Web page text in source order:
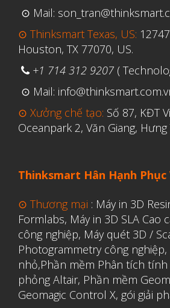
Tháng
Tháng
Giải
Giải
in 3d
Máy in
Mô
⊙ Mail:
⊙ Thinksmart Texas, US:
Houston, TX 77070, US.
+1 714 312 9207 (
⊙ Mail:
⊙ Xưởng chế tạo: Số 87, KĐT
Oceanpark 2, Văn Giang, Hưng
Thinksmart Hân Hạnh Phục
⊙ Thương mại : Máy in 3D
Formlabs, Máy in 3D SLA Cao
công nghiệp, Máy quét 3D /
Photogrammetry công nghiệp,
nhỏ,Phần mềm Phân tích
phỏng Altair, Phần mềm
Geomagic Control X, gói giải